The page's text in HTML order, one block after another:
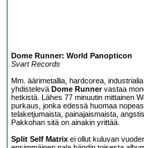
Dome Runner: World Panopticon
Svart Records
Mm. äärimetallia, hardcorea,
yhdistelevä Dome Runnervastaa
hetkistä. Lähes 77 minuutin mittainen
purkaus, jonka edessä huomaa
telaketjumaista, painajaismaista,
Pakkohan sitä on ainakin yrittää.
Split Self Matrix ei ollut kuluvan